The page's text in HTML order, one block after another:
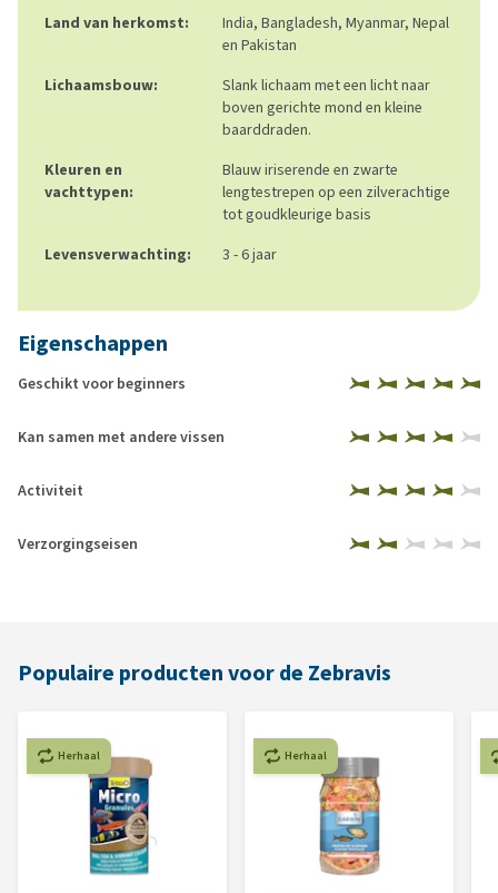
Land van herkomst:
India, Bangladesh, Myanmar, Nepal
en Pakistan
Lichaamsbouw:
Slank lichaam met een licht naar
boven gerichte mond en kleine
baarddraden.
Kleuren en
vachttypen:
Blauw iriserende en zwarte
lengtestrepen op een zilverachtige
tot goudkleurige basis
Levensverwachting:
3 - 6 jaar
Eigenschappen
Geschikt voor beginners
Kan samen met andere vissen
Activiteit
Verzorgingseisen
Populaire producten voor de Zebravis
Herhaal Herhaal